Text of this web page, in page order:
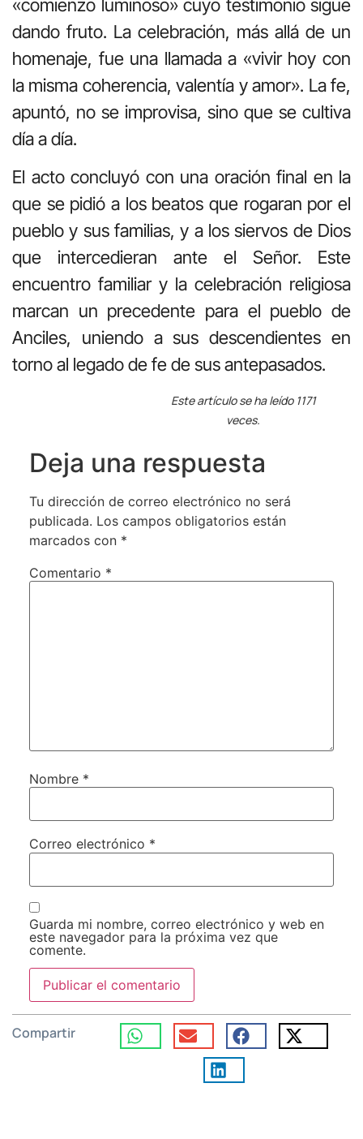
«comienzo luminoso» cuyo testimonio sigue
dando fruto. La celebración, más allá de un
homenaje, fue una llamada a «vivir hoy con
la misma coherencia, valentía y amor». La fe,
apuntó, no se improvisa, sino que se cultiva
día a día.
El acto concluyó con una oración final en la
que se pidió a los beatos que rogaran por el
pueblo y sus familias, y a los siervos de Dios
que intercedieran ante el Señor. Este
encuentro familiar y la celebración religiosa
marcan un precedente para el pueblo de
Anciles, uniendo a sus descendientes en
torno al legado de fe de sus antepasados.
Este artículo se ha leído 1171
veces.
Deja una respuesta
Tu dirección de correo electrónico no será
publicada. Los campos obligatorios están
marcados con *
Comentario *
Nombre *
Correo electrónico *
Guarda mi nombre, correo electrónico y web en
este navegador para la próxima vez que
comente.
Compartir